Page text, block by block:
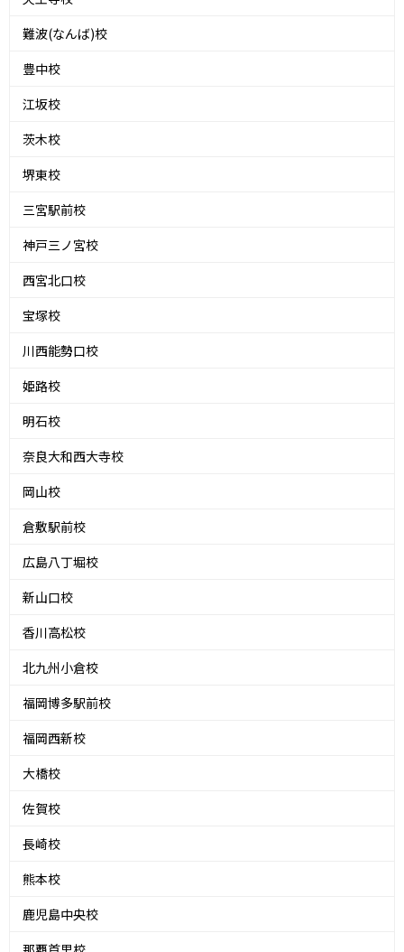
難波(なんば)校
豊中校
江坂校
茨木校
堺東校
三宮駅前校
神戸三ノ宮校
西宮北口校
宝塚校
川西能勢口校
姫路校
明石校
奈良大和西大寺校
岡山校
倉敷駅前校
広島八丁堀校
新山口校
香川高松校
北九州小倉校
福岡博多駅前校
福岡西新校
大橋校
佐賀校
長崎校
熊本校
鹿児島中央校